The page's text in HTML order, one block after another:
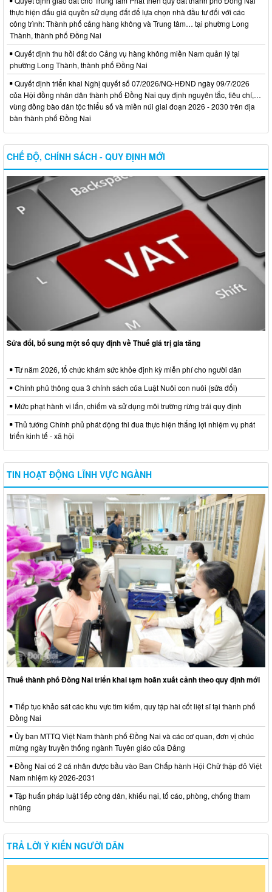
thực hiện đấu giá quyền sử dụng đất để lựa chọn nhà đầu tư đối với các
công trình: Thành phố cảng hàng không và Trung tâm… tại phường Long
Thành, thành phố Đồng Nai
Quyết định thu hồi đất do Cảng vụ hàng không miền Nam quản lý tại
phường Long Thành, thành phố Đồng Nai
Quyết định triển khai Nghị quyết số 07/2026/NQ-HĐND ngày 09/7/2026
của Hội đồng nhân dân thành phố Đồng Nai quy định nguyên tắc, tiêu chí,…
vùng đồng bào dân tộc thiểu số và miền núi giai đoạn 2026 - 2030 trên địa
bàn thành phố Đồng Nai
CHẾ ĐỘ, CHÍNH SÁCH - QUY ĐỊNH MỚI
Sửa đổi, bổ sung một số quy định về Thuế giá trị gia tăng
Từ năm 2026, tổ chức khám sức khỏe định kỳ miễn phí cho người dân
Chính phủ thông qua 3 chính sách của Luật Nuôi con nuôi (sửa đổi)
Mức phạt hành vi lấn, chiếm và sử dụng môi trường rừng trái quy định
Thủ tướng Chính phủ phát động thi đua thực hiện thắng lợi nhiệm vụ phát
triển kinh tế - xã hội
TIN HOẠT ĐỘNG LĨNH VỰC NGÀNH
Thuế thành phố Đồng Nai triển khai tạm hoãn xuất cảnh theo quy định mới
Tiếp tục khảo sát các khu vực tìm kiếm, quy tập hài cốt liệt sĩ tại thành phố
Đồng Nai
Ủy ban MTTQ Việt Nam thành phố Đồng Nai và các cơ quan, đơn vị chúc
mừng ngày truyền thống ngành Tuyên giáo của Đảng
Đồng Nai có 2 cá nhân được bầu vào Ban Chấp hành Hội Chữ thập đỏ Việt
Nam nhiệm kỳ 2026-2031
Tập huấn pháp luật tiếp công dân, khiếu nại, tố cáo, phòng, chống tham
nhũng
TRẢ LỜI Ý KIẾN NGƯỜI DÂN